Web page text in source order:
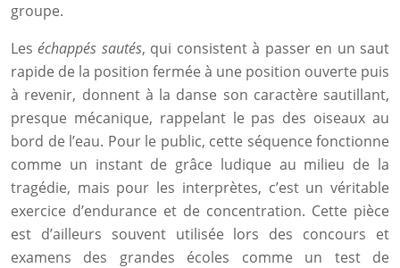
groupe.
Leséchappés sautés, qui consistent à passer en un saut
rapide de la position fermée à une position ouverte puis
à revenir, donnent à la danse son caractère sautillant,
presque mécanique, rappelant le pas des oiseaux au
bord de l’eau. Pour le public, cette séquence fonctionne
comme un instant de grâce ludique au milieu de la
tragédie, mais pour les interprètes, c’est un véritable
exercice d’endurance et de concentration. Cette pièce
est d’ailleurs souvent utilisée lors des concours et
examens des grandes écoles comme un test de